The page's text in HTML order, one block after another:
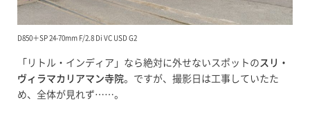
D850＋SP 24-70mm F/2.8 Di VC USD G2
「リトル・インディア」なら絶対に外せないスポットの スリ・
ヴィラマカリアマン寺院。ですが、撮影日は工事していたた
め、全体が見れず……。